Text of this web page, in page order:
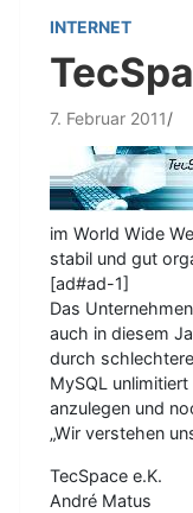
INTERNET
7. Februar 2011
im World Wide
stabil und gut
[ad#ad-1]
Das
auch in diesem
durch
MySQL
anzulegen und
„Wir verstehen
TecSpace e.K.
André Matus